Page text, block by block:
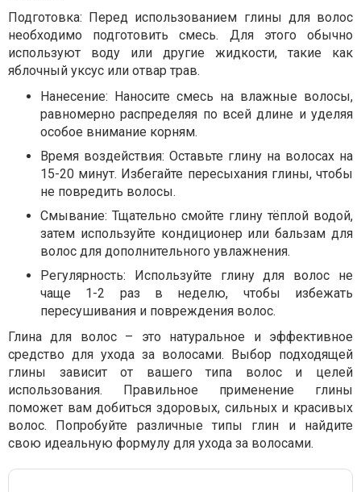
Подготовка: Перед использованием глины для волос
необходимо подготовить смесь. Для этого обычно
используют воду или другие жидкости, такие как
яблочный уксус или отвар трав.
Нанесение: Наносите смесь на влажные волосы,
равномерно распределяя по всей длине и уделяя
особое внимание корням.
Время воздействия: Оставьте глину на волосах на
15-20 минут. Избегайте пересыхания глины, чтобы
не повредить волосы.
Смывание: Тщательно смойте глину тёплой водой,
затем используйте кондиционер или бальзам для
волос для дополнительного увлажнения.
Регулярность: Используйте глину для волос не
чаще 1-2 раз в неделю, чтобы избежать
пересушивания и повреждения волос.
Глина для волос – это натуральное и эффективное
средство для ухода за волосами. Выбор подходящей
глины зависит от вашего типа волос и целей
использования. Правильное применение глины
поможет вам добиться здоровых, сильных и красивых
волос. Попробуйте различные типы глин и найдите
свою идеальную формулу для ухода за волосами.